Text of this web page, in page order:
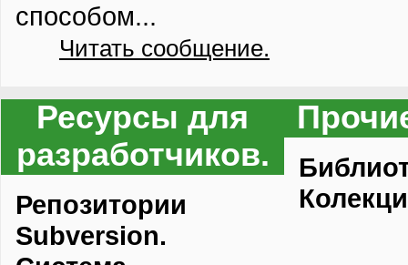
способом...
Читать сообщение.
Ресурсы для
разработчиков.
Репозитории
Subversion.